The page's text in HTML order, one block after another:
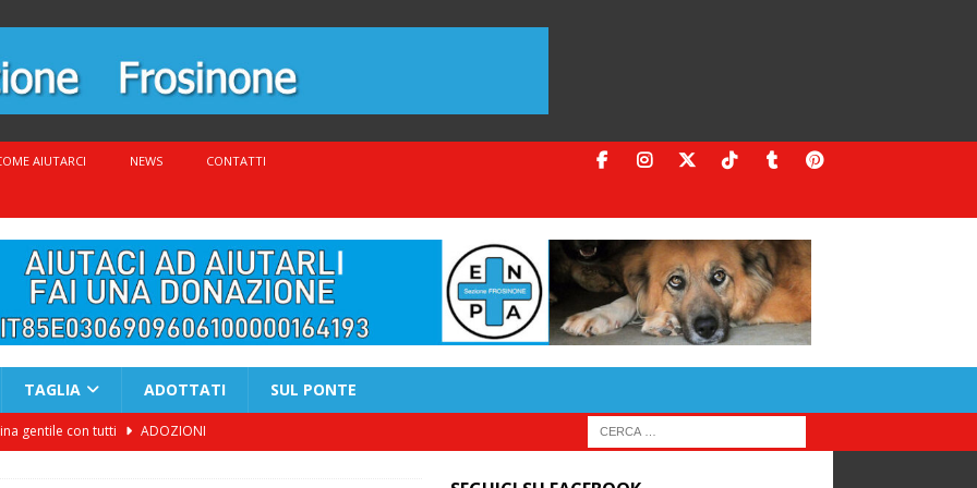
AIUTARCI NEWS CONTATTI
TAGLIA ADOTTATI SUL PONTE
gentile con tutti
ADOZIONI